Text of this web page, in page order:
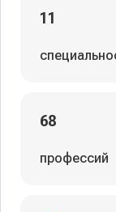
11
68
профессий